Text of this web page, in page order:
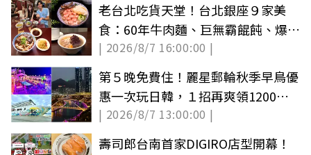
老台北吃貨天堂！台北銀座９家美
食：60年牛肉麵、巨無霸餛飩、爆汁
雞排必吃
| 2026/8/7 16:00:00 |
第５晚免費住！麗星郵輪秋季早鳥優
惠一次玩日韓，１招再爽領1200餐
飲金
| 2026/8/7 13:00:00 |
壽司郎台南首家DIGIRO店型開幕！